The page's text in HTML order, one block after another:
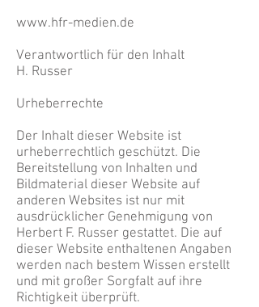
www.hfr-medien.de
Verantwortlich für den Inhalt
H. Russer
Urheberrechte
Der Inhalt dieser Website ist
urheberrechtlich geschützt. Die
Bereitstellung von Inhalten und
Bildmaterial dieser Website auf
anderen Websites ist nur mit
ausdrücklicher Genehmigung von
Herbert F. Russer gestattet. Die auf
dieser Website enthaltenen Angaben
werden nach bestem Wissen erstellt
und mit großer Sorgfalt auf ihre
Richtigkeit überprüft.